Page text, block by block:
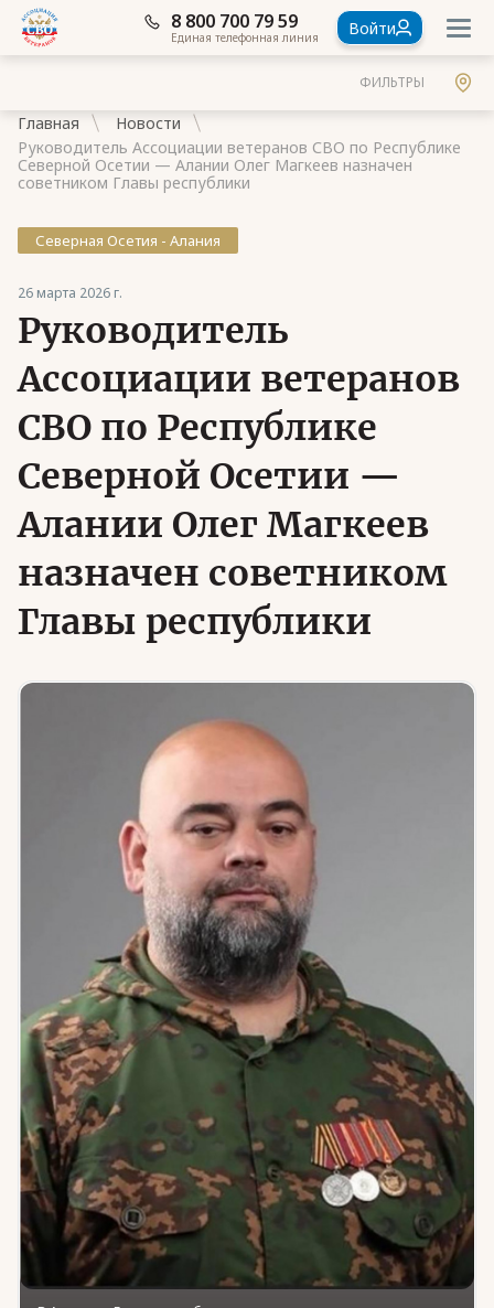
8 800 700 79 59
Единая телефонная линия Войти
ФИЛЬТРЫ
Главная
Новости
Руководитель Ассоциации ветеранов СВО по Республике
Северной Осетии — Алании Олег Магкеев назначен
советником Главы республики
Северная Осетия - Алания
26 марта 2026 г.
Руководитель
Ассоциации ветеранов
СВО по Республике
Северной Осетии —
Алании Олег Магкеев
назначен советником
Главы республики
Документы
Контакты
Стать членом Ассоциации ветеранов СВО
Ассоциация в субъектах России
Частые вопросы
Юридическая помощь
Региональные меры поддержки